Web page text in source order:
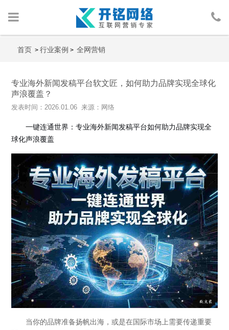
首页 > 行业案例 > 全网营销
专业海外新闻发稿平台软文匠，如何助力品牌实现全球化
声浪覆盖？
发表时间：2026.01.06 来源：网络
一键连通世界：专业海外新闻发稿平台如何助力品牌实现全
球化声浪覆盖
当你的品牌准备扬帆出海，或是在国际市场上需要传递重要
首页
广告投放
行业案例
网络资讯
关于我们
法律声明